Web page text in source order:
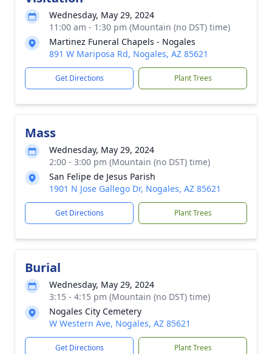
Wednesday, May 29, 2024
11:00 am - 1:30 pm (Mountain (no DST) time)
Martinez Funeral Chapels - Nogales
891 W Mariposa Rd, Nogales, AZ 85621
Get Directions Plant Trees
Mass
Wednesday, May 29, 2024
2:00 - 3:00 pm (Mountain (no DST) time)
San Felipe de Jesus Parish
1901 N Jose Gallego Dr, Nogales, AZ 85621
Get Directions Plant Trees
Burial
Wednesday, May 29, 2024
3:15 - 4:15 pm (Mountain (no DST) time)
Nogales City Cemetery
W Western Ave, Nogales, AZ 85621
Get Directions Plant Trees